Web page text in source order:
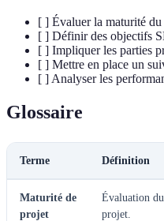
[ ] Évaluer la maturité
[ ] Définir des objectifs
[ ] Impliquer les parties
[ ] Mettre en place un
[ ] Analyser les
Glossaire
Terme Définition
Maturité de
projet
Évaluation
projet.